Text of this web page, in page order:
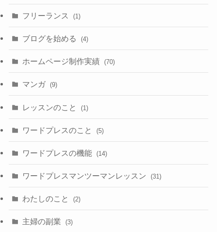
フリーランス (1)
ブログを始める (4)
ホームページ制作実績 (70)
マンガ (9)
レッスンのこと (1)
ワードプレスのこと (5)
ワードプレスの機能 (14)
ワードプレスマンツーマンレッスン (31)
わたしのこと (2)
主婦の副業 (3)